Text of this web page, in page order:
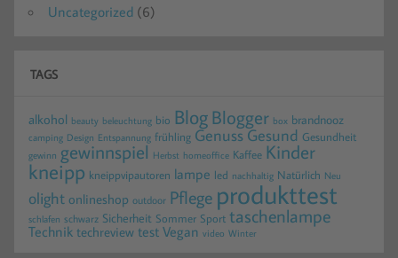
Uncategorized (6)
TAGS
alkohol beauty beleuchtung bio BlogBlogger box brandnooz
camping Design Entspannung frühling GenussGesund Gesundheit
gewinn gewinnspiel Herbst homeoffice Kaffee Kinder
kneipp kneippvipautoren lampe led nachhaltig Natürlich Neu
olight onlineshop outdoor Pflege produkttest
schlafen schwarz Sicherheit Sommer Sport taschenlampe
Technik techreview test Vegan video Winter